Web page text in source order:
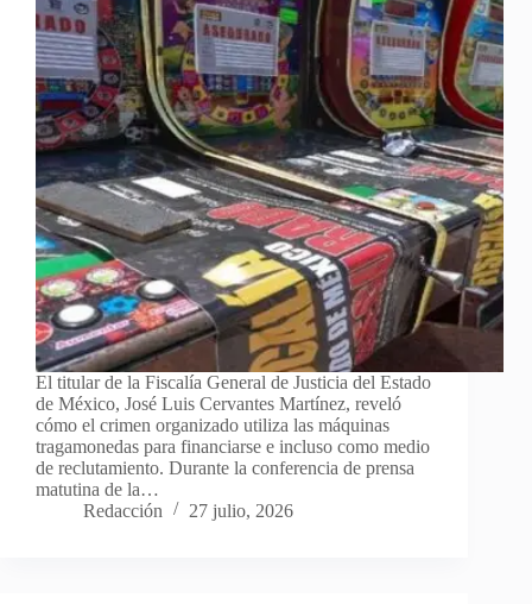
El titular de la Fiscalía General de Justicia del Estado
de México, José Luis Cervantes Martínez, reveló
cómo el crimen organizado utiliza las máquinas
tragamonedas para financiarse e incluso como medio
de reclutamiento. Durante la conferencia de prensa
matutina de la…
Redacción
27 julio, 2026